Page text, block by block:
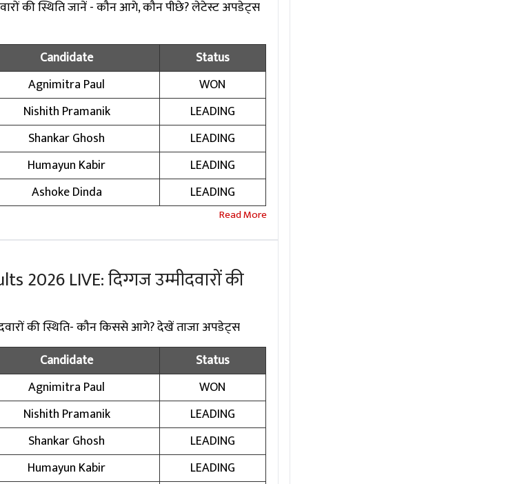
की स्थिति जानें - कौन आगे, कौन पीछे? लेटेस्ट अपडेट्स
Candidate
Status
Agnimitra Paul
WON
Nishith Pramanik
LEADING
Shankar Ghosh
LEADING
Humayun Kabir
LEADING
Ashoke Dinda LEADING
2026 LIVE: दिग्गज उम्मीदवारों की
की स्थिति- कौन किससे आगे? देखें ताजा अपडेट्स
Candidate
Status
Agnimitra Paul
WON
Nishith Pramanik
LEADING
Shankar Ghosh
LEADING
Humayun Kabir LEADING